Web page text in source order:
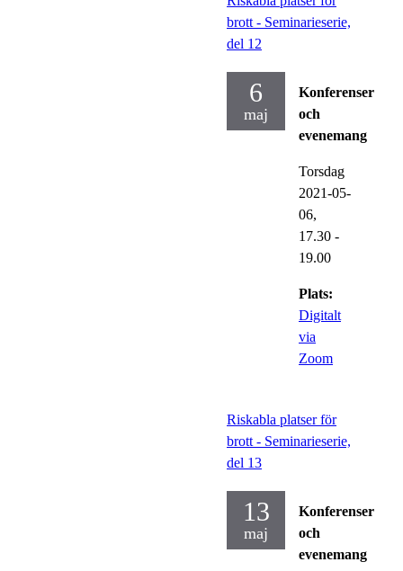
brott - Seminarieserie,
del 12
6
maj
Konferenser
och
evenemang
Torsdag
2021-05-
06,
17.30 -
19.00
Plats:
Digitalt
via
Zoom
Riskabla platser för
brott - Seminarieserie,
del 13
13
maj
Konferenser
och
evenemang